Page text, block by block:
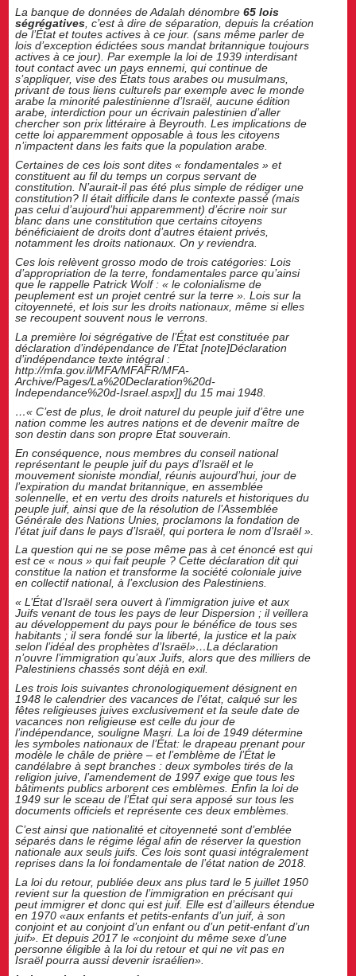
La banque de données de Adalah dénombre65 lois
ségrégatives, c’est à dire de séparation, depuis la création
de l’État et toutes actives à ce jour. (sans même parler de
lois d’exception édictées sous mandat britannique toujours
actives à ce jour). Par exemple la loi de 1939 interdisant
tout contact avec un pays ennemi, qui continue de
s’appliquer, vise des États tous arabes ou musulmans,
privant de tous liens culturels par exemple avec le monde
arabe la minorité palestinienne d’Israël, aucune édition
arabe, interdiction pour un écrivain palestinien d’aller
chercher son prix littéraire à Beyrouth. Les implications de
cette loi apparemment opposable à tous les citoyens
n’impactent dans les faits que la population arabe.
Certaines de ces lois sont dites « fondamentales » et
constituent au fil du temps un corpus servant de
constitution. N’aurait-il pas été plus simple de rédiger une
constitution? Il était difficile dans le contexte passé (mais
pas celui d’aujourd’hui apparemment) d’écrire noir sur
blanc dans une constitution que certains citoyens
bénéficiaient de droits dont d’autres étaient privés,
notamment les droits nationaux. On y reviendra.
Ces lois relèvent grosso modo de trois catégories: Lois
d’appropriation de la terre, fondamentales parce qu’ainsi
que le rappelle Patrick Wolf : « le colonialisme de
peuplement est un projet centré sur la terre ». Lois sur la
citoyenneté, et lois sur les droits nationaux, même si elles
se recoupent souvent nous le verrons.
La première loi ségrégative de l’État est constituée par
déclaration d’indépendance de l’État [note]Déclaration
d’indépendance texte intégral :
http://mfa.gov.il/MFA/MFAFR/MFA-
Archive/Pages/La%20Declaration%20d-
Independance%20d-Israel.aspx]] du 15 mai 1948.
…« C’est de plus, le droit naturel du peuple juif d’être une
nation comme les autres nations et de devenir maître de
son destin dans son propre État souverain.
En conséquence, nous membres du conseil national
représentant le peuple juif du pays d’Israël et le
mouvement sioniste mondial, réunis aujourd’hui, jour de
l’expiration du mandat britannique, en assemblée
solennelle, et en vertu des droits naturels et historiques du
peuple juif, ainsi que de la résolution de l’Assemblée
Générale des Nations Unies, proclamons la fondation de
l’état juif dans le pays d’Israël, qui portera le nom d’Israël ».
La question qui ne se pose même pas à cet énoncé est qui
est ce « nous » qui fait peuple ? Cette déclaration dit qui
constitue la nation et transforme la société coloniale juive
en collectif national, à l’exclusion des Palestiniens.
« L’État d’Israël sera ouvert à l’immigration juive et aux
Juifs venant de tous les pays de leur Dispersion ; il veillera
au développement du pays pour le bénéfice de tous ses
habitants ; il sera fondé sur la liberté, la justice et la paix
selon l’idéal des prophètes d’Israël»…La déclaration
n’ouvre l’immigration qu’aux Juifs, alors que des milliers de
Palestiniens chassés sont déjà en exil.
Les trois lois suivantes chronologiquement désignent en
1948 le calendrier des vacances de l’état, calqué sur les
fêtes religieuses juives exclusivement et la seule date de
vacances non religieuse est celle du jour de
l’indépendance, souligne Masri. La loi de 1949 détermine
les symboles nationaux de l’État: le drapeau prenant pour
modèle le châle de prière – et l’emblème de l’État le
candélabre à sept branches : deux symboles tirés de la
religion juive, l’amendement de 1997 exige que tous les
bâtiments publics arborent ces emblèmes. Enfin la loi de
1949 sur le sceau de l’État qui sera apposé sur tous les
documents officiels et représente ces deux emblèmes.
C’est ainsi que nationalité et citoyenneté sont d’emblée
séparés dans le régime légal afin de réserver la question
nationale aux seuls juifs. Ces lois sont quasi intégralement
reprises dans la loi fondamentale de l’état nation de 2018.
La loi du retour, publiée deux ans plus tard le 5 juillet 1950
revient sur la question de l’immigration en précisant qui
peut immigrer et donc qui est juif. Elle est d’ailleurs étendue
en 1970 «aux enfants et petits-enfants d’un juif, à son
conjoint et au conjoint d’un enfant ou d’un petit-enfant d’un
juif». Et depuis 2017 le «conjoint du même sexe d’une
personne éligible à la loi du retour et qui ne vit pas en
Israël pourra aussi devenir israélien».